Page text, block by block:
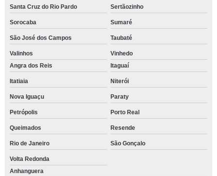
Santa Cruz do Rio Pardo Sertãozinho
Sorocaba Sumaré
São José dos Campos Taubaté
Valinhos
Vinhedo
Angra dos Reis
Itaguaí
Itatiaia Niterói
Nova Iguaçu Paraty
Petrópolis Porto Real
Queimados Resende
Rio de Janeiro São Gonçalo
Volta Redonda
Anhanguera